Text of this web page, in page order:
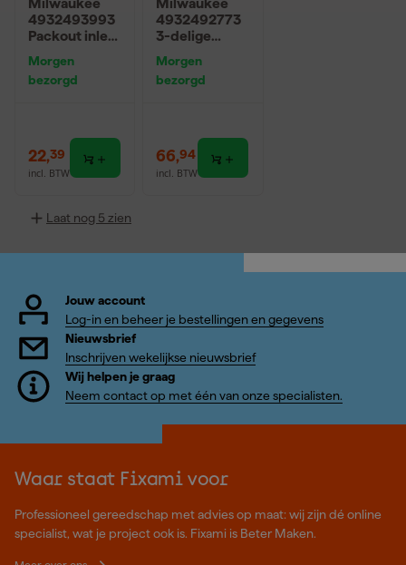
Milwaukee
4932493993
Packout inleg
gereedschaps
koffers met
Morgen
bezorgd
22,39
incl. BTW
Milwaukee
4932492773
3-delige
Morgen
bezorgd
66,94
incl. BTW
Laat nog 5 zien
Jouw account
Log-in en beheer je bestellingen en gegevens
Nieuwsbrief
Inschrijven wekelijkse nieuwsbrief
Wij helpen je graag
Neem contact op met één van onze specialisten.
Waar staat Fixami voor
Professioneel gereedschap met advies op maat: wij zijn dé online
specialist, wat je project ook is. Fixami is Beter Maken.